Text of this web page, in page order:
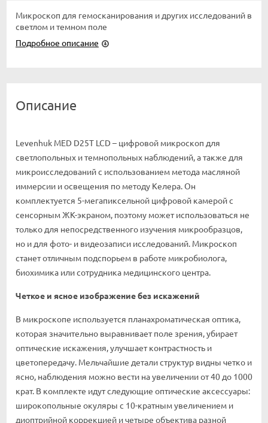
Микроскоп для гемосканирования и других исследований в
светлом и темном поле
Подробное описание
Описание
Levenhuk MED D25T LCD – цифровой микроскоп для
светлопольных и темнопольных наблюдений, а также для
микроисследований с использованием метода масляной
иммерсии и освещения по методу Келера. Он
комплектуется 5-мегапиксельной цифровой камерой с
сенсорным ЖК-экраном, поэтому может использоваться не
только для непосредственного изучения микрообразцов,
но и для фото- и видеозаписи исследований. Микроскоп
станет отличным подспорьем в работе микробиолога,
биохимика или сотрудника медицинского центра.
Четкое и ясное изображение без искажений
В микроскопе используется планахроматическая оптика,
которая значительно выравнивает поле зрения, убирает
оптические искажения, улучшает контрастность и
цветопередачу. Мельчайшие детали структур видны четко и
ясно, наблюдения можно вести на увеличении от 40 до 1000
крат. В комплекте идут следующие оптические аксессуары:
широкопольные окуляры с 10-кратным увеличением и
диоптрийной коррекцией и четыре объектива разной